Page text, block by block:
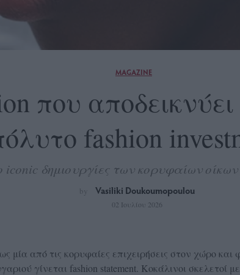
MAGAZINE
που
fashion
δημιουργίες των κορυφαίων
by Vasiliki Doukoumopoulou
02 Ιουλίου 2026
μία από τις κορυφαίες επιχειρήσεις στον χώρο και
γίνεται fashion statement. Κοκάλινοι σκελετοί